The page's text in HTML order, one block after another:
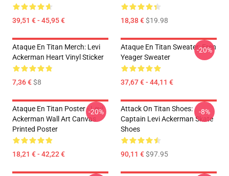
39,51 € - 45,95 € 18,38 €$19.98
Ataque En Titan Merch: Levi
Ackerman Heart Vinyl Sticker
7,36 €$8
Ataque En Titan Sweater: Eren
Yeager Sweater
37,67 € - 44,11 €
-20%
Ataque En Titan Poster - Levi
Ackerman Wall Art Canvas
Printed Poster
18,21 € - 42,22 €
-20%
Attack On Titan Shoes:
Captain Levi Ackerman Skate
Shoes
90,11 €$97.95
-8%